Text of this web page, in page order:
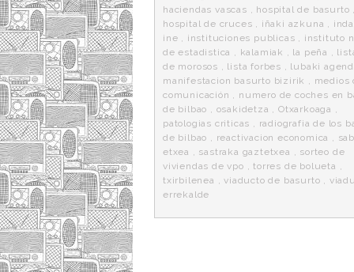
haciendas vascas , hospital de basurto ,
hospital de cruces , iñaki azkuna ,
ine , instituciones publicas , instituto
de estadistica , kalamiak , la peña ,
de morosos , lista forbes , lubaki
manifestacion basurto bizirik , medios
comunicación , numero de coches en
de bilbao , osakidetza ,Otxarkoaga ,
patologias criticas , radiografia de los
de bilbao , reactivacion economica ,
etxea , sastraka gaztetxea , sorteo de
viviendas de vpo ,torres de bolueta ,
txirbilenea ,viaducto de basurto ,
errekalde